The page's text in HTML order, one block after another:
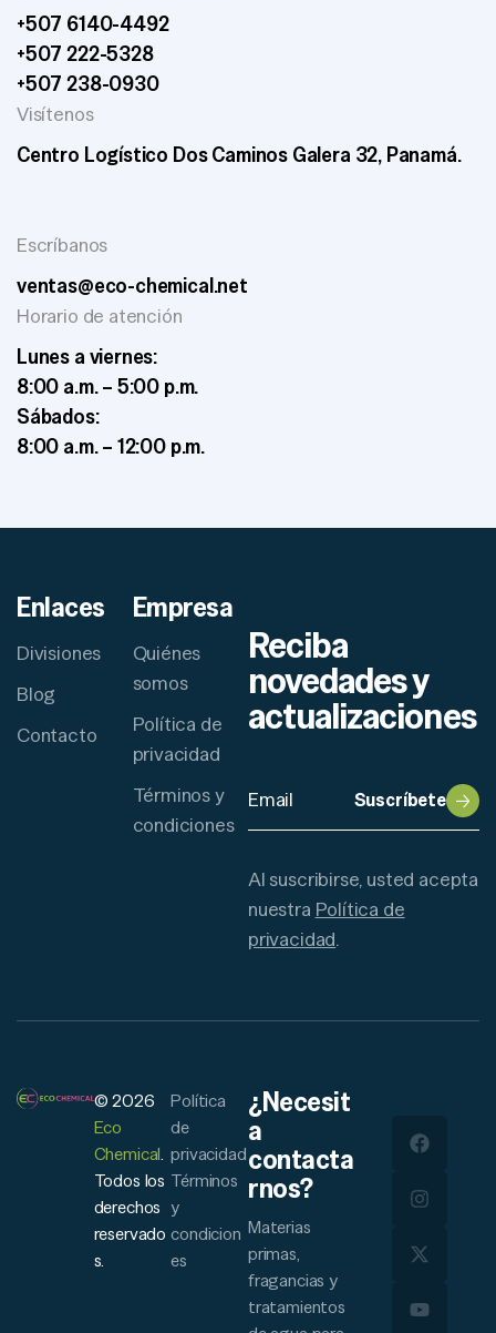
+507 6140-4492
+507 222-5328
+507 238-0930
Visítenos
Centro Logístico Dos Caminos Galera 32, Panamá.
Escríbanos
ventas@eco-chemical.net
Horario de atención
Lunes a viernes:
8:00 a.m. – 5:00 p.m.
Sábados:
8:00 a.m. – 12:00 p.m.
Enlaces
Divisiones
Blog
Contacto
Empresa
Quiénes
somos
Política de
privacidad
Términos y
condiciones
Reciba
novedades y
actualizaciones
Suscríbete
Al suscribirse, usted acepta
nuestra Política de
privacidad.
© 2026
Eco
Chemical.
Todos los
derechos
reservado
s.
Política
de
privacidad
Términos
y
condicion
es
¿Necesit
a
contacta
rnos?
Materias
primas,
fragancias y
tratamientos